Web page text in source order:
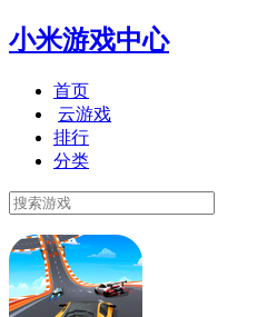
小米游戏中心
首页
云游戏
排行
分类